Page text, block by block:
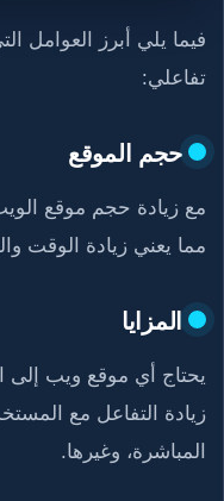
فيما يلي أبرز العوامل
تفاعلي:
حجم الموقع
مع زيادة حجم موقع
مما يعني زيادة الوقت
المزايا
يحتاج أي موقع ويب إلى
زيادة التفاعل مع
المباشرة، وغيرها.